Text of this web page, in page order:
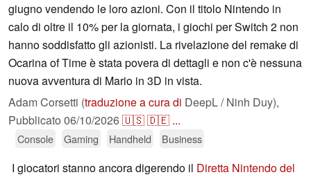
giugno vendendo le loro azioni. Con il titolo Nintendo in
calo di oltre il 10% per la giornata, i giochi per Switch 2 non
hanno soddisfatto gli azionisti. La rivelazione del remake di
Ocarina of Time è stata povera di dettagli e non c'è nessuna
nuova avventura di Mario in 3D in vista.
Adam Corsetti (traduzione a cura di DeepL / Ninh Duy),
Pubblicato 06/10/2026🇺🇸🇩🇪 ...
Console Gaming Handheld Business
I giocatori stanno ancora digerendo il Diretta Nintendo del